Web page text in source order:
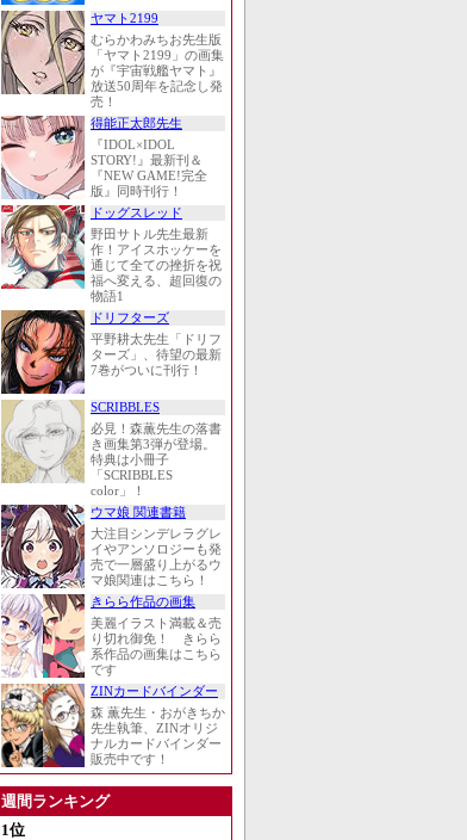
ヤマト2199
むらかわみちお先生版
「ヤマト2199」の画集
が『宇宙戦艦ヤマト』
放送50周年を記念し発
売！
得能正太郎先生
『IDOL×IDOL
STORY!』最新刊＆
『NEW GAME!完全
版』同時刊行！
ドッグスレッド
野田サトル先生最新
作！アイスホッケーを
通じて全ての挫折を祝
福へ変える、超回復の
物語1
ドリフターズ
平野耕太先生「ドリフ
ターズ」、待望の最新
7巻がついに刊行！
SCRIBBLES
必見！森薫先生の落書
き画集第3弾が登場。
特典は小冊子
「SCRIBBLES
color」！
ウマ娘 関連書籍
大注目シンデレラグレ
イやアンソロジーも発
売で一層盛り上がるウ
マ娘関連はこちら！
きらら作品の画集
美麗イラスト満載＆売
り切れ御免！ きらら
系作品の画集はこちら
です
ZINカードバインダー
森 薫先生・おがきちか
先生執筆、ZINオリジ
ナルカードバインダー
販売中です！
週間ランキング
1位